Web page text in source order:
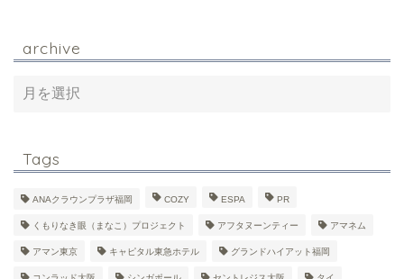
archive
Tags
ANAクラウンプラザ福岡 COZY ESPA PR
くもりなき眼（まなこ）プロジェクト アフタヌーンティー アマネム
アマン東京 キャピタル東急ホテル グランドハイアット福岡